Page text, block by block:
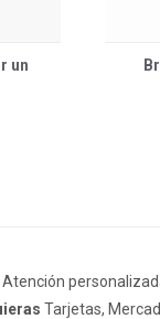
un
Tarjetas,